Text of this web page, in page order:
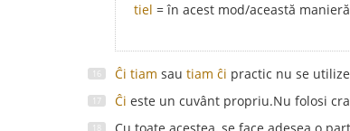
tiel = în acest mod/această
Ĉi tiam sau tiam ĉi practic nu se
Ĉi este un cuvânt propriu.Nu folosi